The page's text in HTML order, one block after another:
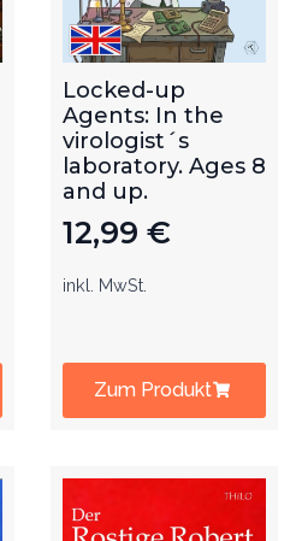
Locked-up
Agents: In the
virologist´s
laboratory. Ages 8
and up.
12,99 €
inkl. MwSt.
Zum Produkt